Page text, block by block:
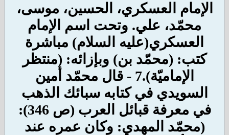
الإمام العسكري، الحسين، موسى،
محمّد، علي. وتحت اسم الإمام
العسكري(عليه السلام) مباشرة
كتب: (محمّد بن) وبإزائه: (منتظر
الإماميّة). 7 - قال محمّد أمين
السويدي في كتابه سبائك الذهب
في معرفة قبائل العرب (ص 346):
(محمّد المهدي: وكان عمره عند